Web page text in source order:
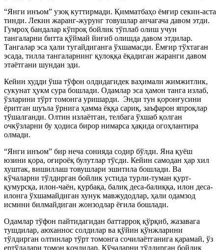
“Янги инъом” узоқ куттирмади. Қимматбаҳо ёмғир секин-аста
тинди. Лекин жаранг-журунг товушлар анчагача давом этди.
Гумроҳ бандалар кўпроқ бойлик тўплаб олиш учун
тангаларни битта қўймай йиғиб олишда давом этдилар.
Тангалар эса ҳали тугайдиганга ўхшамасди. Ёмғир тўхтаган
эсада, тилла тангаларнинг қулоққа ёқадиган жаранги давом
этаётгани шундан эди.
Кейин худди ўша тўфон олдидагидек ваҳимали жимжитлик,
сукунат ҳукм сура бошлади. Одамлар эса ҳамон танга излаб,
ўзларини тўрт томонга уришарди. Энди тун қоронғусини
ёритган шуъла ўрнига ҳамма ёққа сариқ, заъфарон япроқлар
тўшалганди. Олтин излаётган, телбага ўхшаб қолган
очкўзларни бу ҳодиса бирор нимарса ҳақида огоҳлантира
олмади.
“Янги инъом” бир неча сонияда содир бўлди. Яна қуёш
юзини қора, оғироёқ булутлар тўсди. Кейин самодан ҳар хил
хуштак, вишиллаш товушлари эшитила бошлади. Ва
кўчаларни тўлдирган бойлик устида турли-туман қурт-
қумурсқа, илон-чаён, қурбақа, балиқ деса-балиққа, илон деса-
илонга ўхшамайдиган хунук мавжудодлар, ҳали одамзод
исмини билмайдиган жонзодлар ёғила бошлади.
Одамлар тўфон пайтидагидан баттарроқ қўрқиб, жазавага
тушдилар, аюханнос солдилар ва қўйин қўнжларини
тўлдирган олтинлар тўрт томонга сочилаётганига қарамай, ўз
ертўлалари томон қочдилар. Кўчаларни тўлдирган бойлик